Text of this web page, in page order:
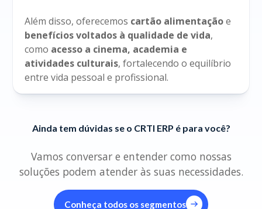
Além disso, oferecemos cartão alimentaçãoe
benefícios voltados à qualidade de vida,
como acesso a cinema, academia e
atividades culturais, fortalecendo o equilíbrio
entre vida pessoal e profissional.
Ainda tem dúvidas se o CRTI ERP é para você?
Vamos conversar e entender como nossas
soluções podem atender às suas necessidades.
Conheça todos os segmentos